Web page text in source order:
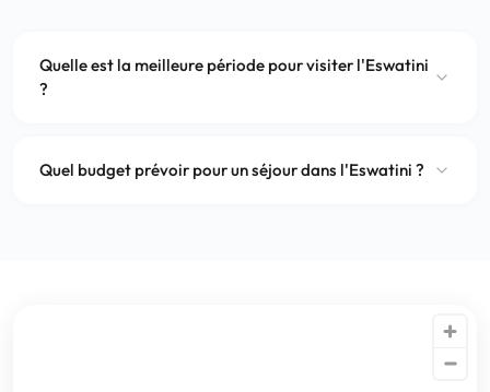
Quelle est la meilleure période pour visiter l'Eswatini
?
Quel budget prévoir pour un séjour dans l'Eswatini ?